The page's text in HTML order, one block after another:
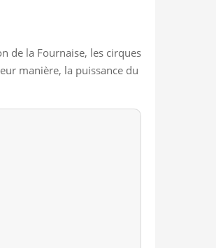
de la Fournaise, les cirques
manière, la puissance du